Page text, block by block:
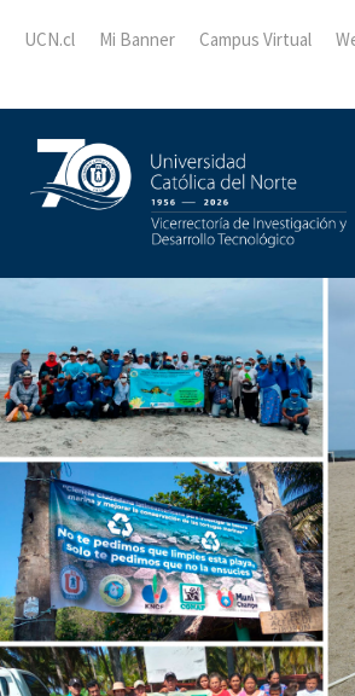
UCN.cl Mi Banner Campus Virtual